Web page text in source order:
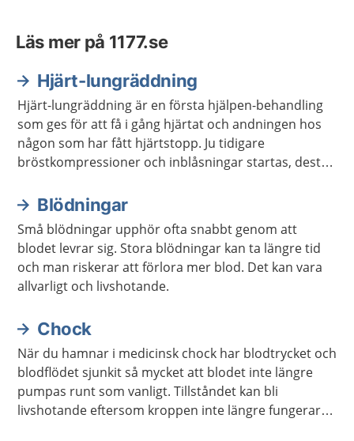
Läs mer på 1177.se
Hjärt-lungräddning
Hjärt-lungräddning är en första hjälpen-behandling
som ges för att få i gång hjärtat och andningen hos
någon som har fått hjärtstopp. Ju tidigare
bröstkompressioner och inblåsningar startas, desto
lungräddning brukar förkortas HLR.
Blödningar
Små blödningar upphör ofta snabbt genom att
blodet levrar sig. Stora blödningar kan ta längre tid
och man riskerar att förlora mer blod. Det kan vara
allvarligt och livshotande.
Chock
När du hamnar i medicinsk chock har blodtrycket och
blodflödet sjunkit så mycket att blodet inte längre
pumpas runt som vanligt. Tillståndet kan bli
livshotande eftersom kroppen inte längre fungerar